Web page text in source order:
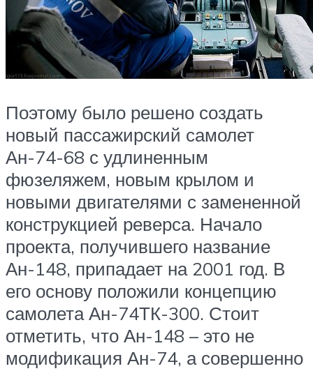
Поэтому было решено создать
новый пассажирский самолет
Ан-74-68 с удлиненным
фюзеляжем, новым крылом и
новыми двигателями с замененной
конструкцией реверса. Начало
проекта, получившего название
Ан-148, припадает на 2001 год. В
его основу положили концепцию
самолета Ан-74ТК-300. Стоит
отметить, что Ан-148 – это не
модификация Ан-74, а совершенно